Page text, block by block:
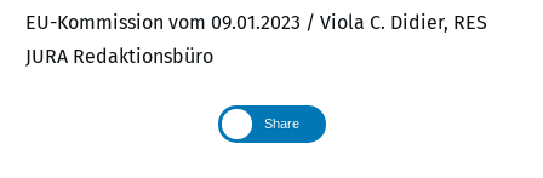
EU-Kommission vom 09.01.2023 / Viola C. Didier, RES
JURA Redaktionsbüro
Share